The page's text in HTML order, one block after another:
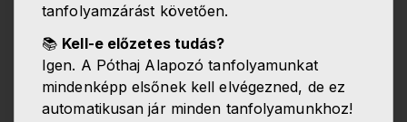
tanfolyamzárást követően.
📚 Kell-e előzetes tudás?
Igen. A Póthaj Alapozó tanfolyamunkat
mindenképp elsőnek kell elvégezned, de ez
automatikusan jár minden tanfolyamunkhoz!